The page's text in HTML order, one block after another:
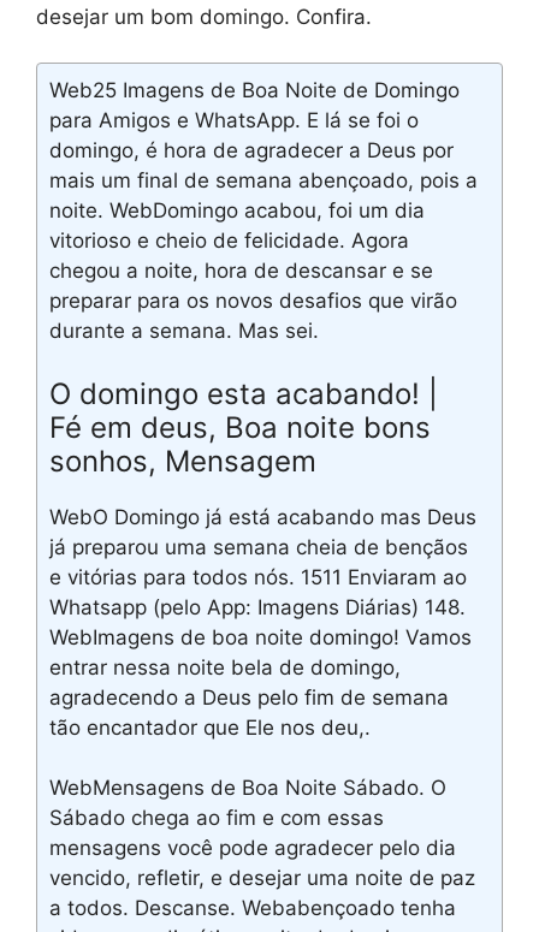
desejar um bom domingo. Confira.
Web25 Imagens de Boa Noite de Domingo
para Amigos e WhatsApp. E lá se foi o
domingo, é hora de agradecer a Deus por
mais um final de semana abençoado, pois a
noite. WebDomingo acabou, foi um dia
vitorioso e cheio de felicidade. Agora
chegou a noite, hora de descansar e se
preparar para os novos desafios que virão
durante a semana. Mas sei.
O domingo esta acabando! |
Fé em deus, Boa noite bons
sonhos, Mensagem
WebO Domingo já está acabando mas Deus
já preparou uma semana cheia de bençãos
e vitórias para todos nós. 1511 Enviaram ao
Whatsapp (pelo App: Imagens Diárias) 148.
WebImagens de boa noite domingo! Vamos
entrar nessa noite bela de domingo,
agradecendo a Deus pelo fim de semana
tão encantador que Ele nos deu,.
WebMensagens de Boa Noite Sábado. O
Sábado chega ao fim e com essas
mensagens você pode agradecer pelo dia
vencido, refletir, e desejar uma noite de paz
a todos. Descanse. Webabençoado tenha